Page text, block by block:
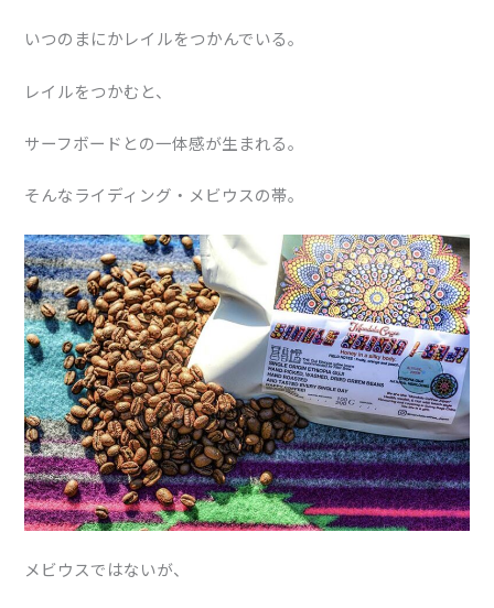
いつのまにかレイルをつかんでいる。
レイルをつかむと、
サーフボードとの一体感が生まれる。
そんなライディング・メビウスの帯。
メビウスではないが、